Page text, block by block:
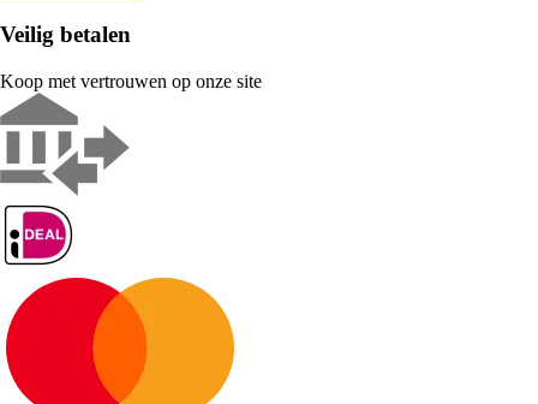
Veilig betalen
Koop met vertrouwen op onze site